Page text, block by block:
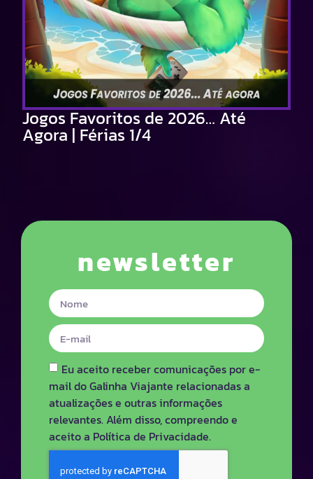
Jogos Favoritos de 2026… Até
Agora | Férias 1/4
newsletter
Eu aceito receber comunicações por e-
mail do Galinha Viajante relacionadas a
atualizações e outras informações
relevantes. Além disso, compreendo e
aceito a Política de Privacidade.